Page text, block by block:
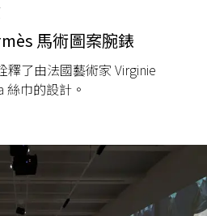
馬術圖案腕錶
釋了由法國藝術家 Virginie
絲巾的設計。